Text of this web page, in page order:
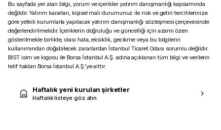
Bu sayfada yer alan bilgi, yorum ve içerikler yatırım danışmanlığı kapsamında
değildir. Yatırım kararları, kişisel mali durumunuz ile risk ve getiri tercihlerinize
göre yetkili kurumlarla yapılacak yatırım danışmanlığı sözleşmesi çerçevesinde
değerlendirilmelidir. İçeriklerin doğruluğu ve güncelliği için azami özen
gösterilmekle birlikte, olası hata, eksiklik, gecikme veya bu bilgilerin
kullanımından doğabilecek zararlardan İstanbul Ticaret Odası sorumlu değildir.
BIST isim ve logosu ile Borsa İstanbul A.Ş. adına açıklanan tüm bilgi ve verilerin
telif hakları Borsa İstanbul A.Ş.’ye aittir.
Haftalık yeni kurulan şirketler
Haftalık listeye göz atın